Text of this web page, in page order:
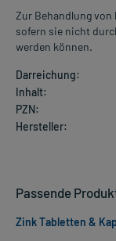
Zur Behandlung
sofern sie nicht
werden können.
Darreichung:
Inhalt:
PZN:
Hersteller:
Passende
Zink Tabletten &